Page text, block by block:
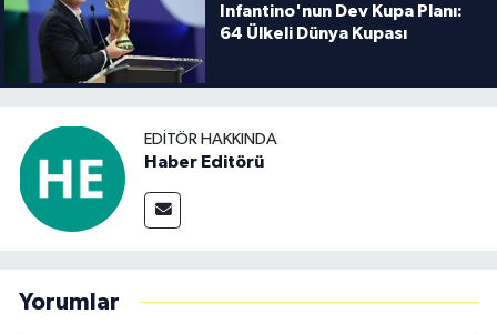
Infantino'nun Dev Kupa Planı:
64 Ülkeli Dünya Kupası
EDITÖR HAKKINDA
Haber Editörü
Yorumlar